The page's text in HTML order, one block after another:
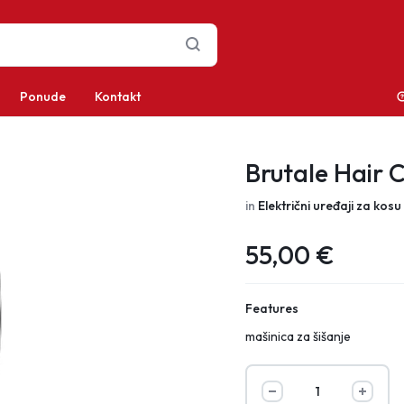
Ponude Kontakt
Brutale Hair
in Električni uređaji za kosu
55,00 €
Features
mašinica za šišanje